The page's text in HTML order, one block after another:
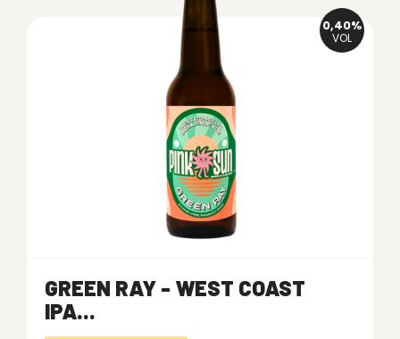
0,40%
VOL
GREEN RAY - WEST COAST
IPA...